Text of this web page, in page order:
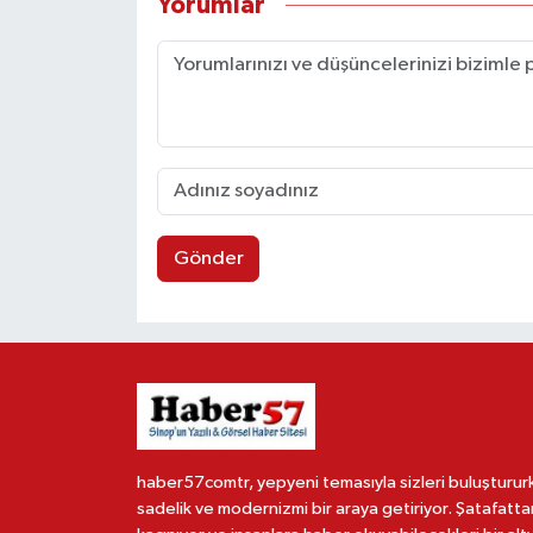
Yorumlar
Gönder
haber57comtr, yepyeni temasıyla sizleri
sadelik ve modernizmi bir araya getiriyor.